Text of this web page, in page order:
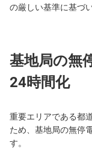
の厳しい基準に基づ
基地局の無
24時間化
重要エリアである都
ため、基地局の無停
す。